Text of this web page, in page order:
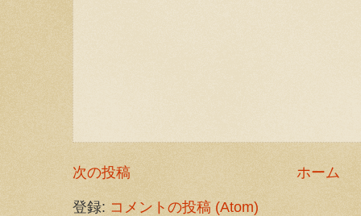
次の投稿 ホーム
登録: コメントの投稿 (Atom)